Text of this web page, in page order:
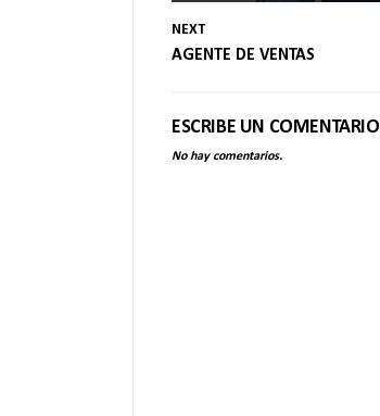
NEXT
AGENTE DE VENTAS
ESCRIBE UN COMENTARIO
No hay comentarios.